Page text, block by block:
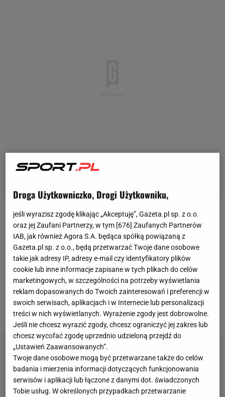
- Staram się trzymać od tego z daleka,
koncentrować się na grze, też na deblu. Ale to jest
jakieś szaleństwo -mówiła po meczu łamiącym się
głosem Iga Świątek, kiedy w studiu Eurosportu
pytana była, jak sobie z tym wszystkim radzi, czy
odbiera mnóstwo gratulacji, czy dzwonił prezydent,
a może Agnieszka Radwańska.
Droga Użytkowniczko, Drogi Użytkowniku,
jeśli wyrazisz zgodę klikając „Akceptuję”, Gazeta.pl sp. z o.o.
oraz jej Zaufani Partnerzy, w tym [676] Zaufanych Partnerów
IAB, jak również Agora S.A. będąca spółką powiązaną z
Gazeta.pl sp. z o.o., będą przetwarzać Twoje dane osobowe
takie jak adresy IP, adresy e-mail czy identyfikatory plików
cookie lub inne informacje zapisane w tych plikach do celów
marketingowych, w szczególności na potrzeby wyświetlania
reklam dopasowanych do Twoich zainteresowań i preferencji w
swoich serwisach, aplikacjach i w Internecie lub personalizacji
treści w nich wyświetlanych. Wyrażenie zgody jest dobrowolne.
Jeśli nie chcesz wyrazić zgody, chcesz ograniczyć jej zakres lub
chcesz wycofać zgodę uprzednio udzieloną przejdź do
„Ustawień Zaawansowanych”.
Twoje dane osobowe mogą być przetwarzane także do celów
badania i mierzenia informacji dotyczących funkcjonowania
serwisów i aplikacji lub łączone z danymi dot. świadczonych
Tobie usług. W określonych przypadkach przetwarzanie